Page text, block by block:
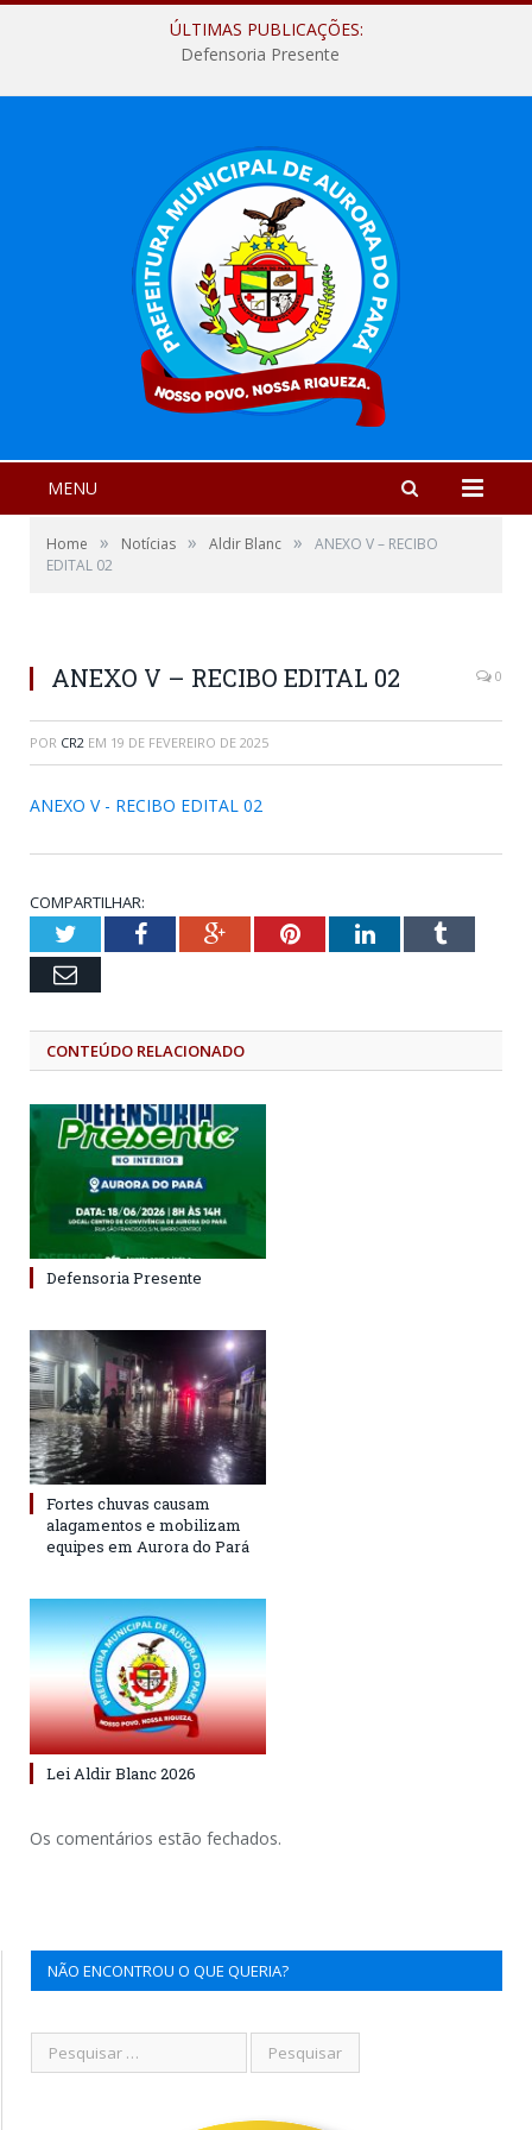
ÚLTIMAS PUBLICAÇÕES:
Defensoria Presente
MENU
Home » Notícias » Aldir Blanc »
ANEXO V – RECIBO
EDITAL 02
ANEXO V – RECIBO EDITAL 02 0
POR CR2 EM 19 DE FEVEREIRO DE 2025
ANEXO V - RECIBO EDITAL 02
COMPARTILHAR:
TwitterFacebookGoogle+PinterestLinkedInTumblr
Email
CONTEÚDO RELACIONADO
Defensoria Presente
Fortes chuvas causam
alagamentos e mobilizam
equipes em Aurora do Pará
Lei Aldir Blanc 2026
Os comentários estão fechados.
NÃO ENCONTROU O QUE QUERIA?